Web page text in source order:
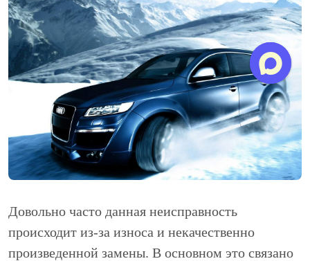
Довольно часто данная неисправность
происходит из-за износа и некачественно
произведенной замены. В основном это связано